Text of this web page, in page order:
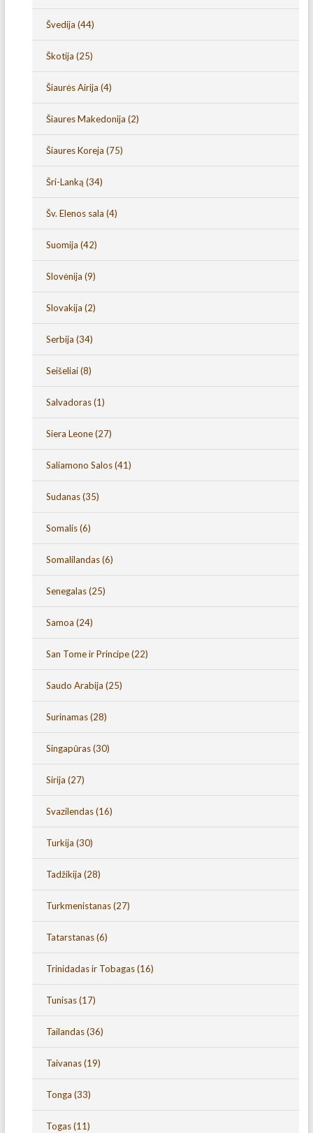
Švedija (44)
Škotija (25)
Šiaurės Airija (4)
Šiaures Makedonija (2)
Šiaures Koreja (75)
Šri-Lanką (34)
Šv. Elenos sala (4)
Suomija (42)
Slovėnija (9)
Slovakija (2)
Serbija (34)
Seišeliai(8)
Salvadoras(1)
Siera Leone(27)
Saliamono Salos(41)
Sudanas(35)
Somalis(6)
Somalilandas(6)
Senegalas(25)
Samoa (24)
San Tome ir Principe(22)
Saudo Arabija (25)
Surinamas(28)
Singapūras(30)
Sirija (27)
Svazilendas(16)
Turkija (30)
Tadžikija (28)
Turkmenistanas(27)
Tatarstanas(6)
Trinidadas ir Tobagas(16)
Tunisas(17)
Tailandas(36)
Taivanas(19)
Tonga (33)
Togas(11)